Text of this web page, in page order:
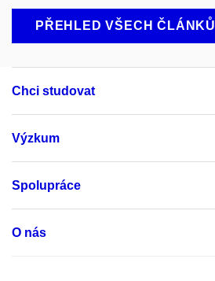
PŘEHLED VŠECH ČLÁNKŮ
Chci studovat
Výzkum
Spolupráce
O nás